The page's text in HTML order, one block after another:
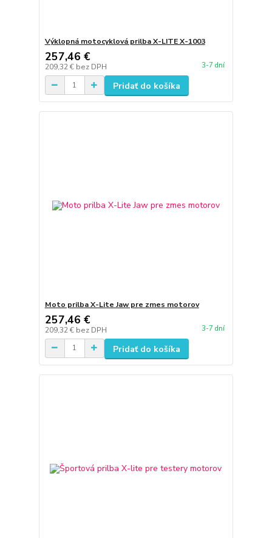
Výklopná motocyklová prilba X-LITE X-1003
257,46 €
209,32 € bez DPH 3-7 dní
Pridať do košíka
Moto prilba X-Lite Jaw pre zmes motorov
257,46 €
209,32 € bez DPH 3-7 dní
Pridať do košíka